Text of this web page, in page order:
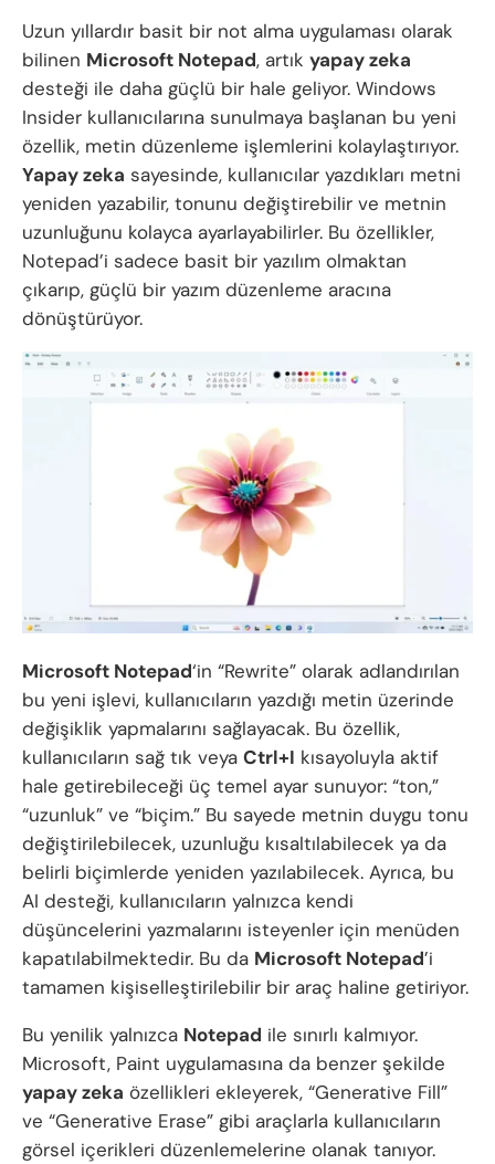
Uzun yıllardır basit bir not alma uygulaması olarak
bilinen Microsoft Notepad, artık yapay zeka
desteği ile daha güçlü bir hale geliyor. Windows
Insider kullanıcılarına sunulmaya başlanan bu yeni
özellik, metin düzenleme işlemlerini kolaylaştırıyor.
Yapay zeka sayesinde, kullanıcılar yazdıkları metni
yeniden yazabilir, tonunu değiştirebilir ve metnin
uzunluğunu kolayca ayarlayabilirler. Bu özellikler,
Notepad’i sadece basit bir yazılım olmaktan
çıkarıp, güçlü bir yazım düzenleme aracına
dönüştürüyor.
Microsoft Notepad‘in “Rewrite” olarak adlandırılan
bu yeni işlevi, kullanıcıların yazdığı metin üzerinde
değişiklik yapmalarını sağlayacak. Bu özellik,
kullanıcıların sağ tık veya Ctrl+I kısayoluyla aktif
hale getirebileceği üç temel ayar sunuyor: “ton,”
“uzunluk” ve “biçim.” Bu sayede metnin duygu tonu
değiştirilebilecek, uzunluğu kısaltılabilecek ya da
belirli biçimlerde yeniden yazılabilecek. Ayrıca, bu
AI desteği, kullanıcıların yalnızca kendi
düşüncelerini yazmalarını isteyenler için menüden
kapatılabilmektedir. Bu da Microsoft Notepad’i
tamamen kişiselleştirilebilir bir araç haline getiriyor.
Bu yenilik yalnızca Notepad ile sınırlı kalmıyor.
Microsoft, Paint uygulamasına da benzer şekilde
yapay zeka özellikleri ekleyerek, “Generative Fill”
ve “Generative Erase” gibi araçlarla kullanıcıların
görsel içerikleri düzenlemelerine olanak tanıyor.